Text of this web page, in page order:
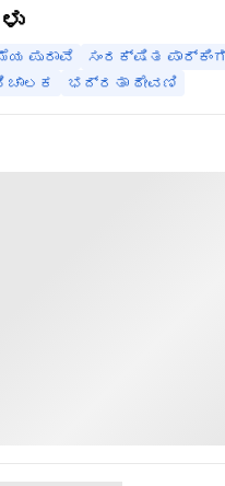
ಪುರಾವೆ
ಸಂರಕ್ಷಿತ
ಚಾಲಕ
ಭದ್ರತಾ ಠೇವಣಿ